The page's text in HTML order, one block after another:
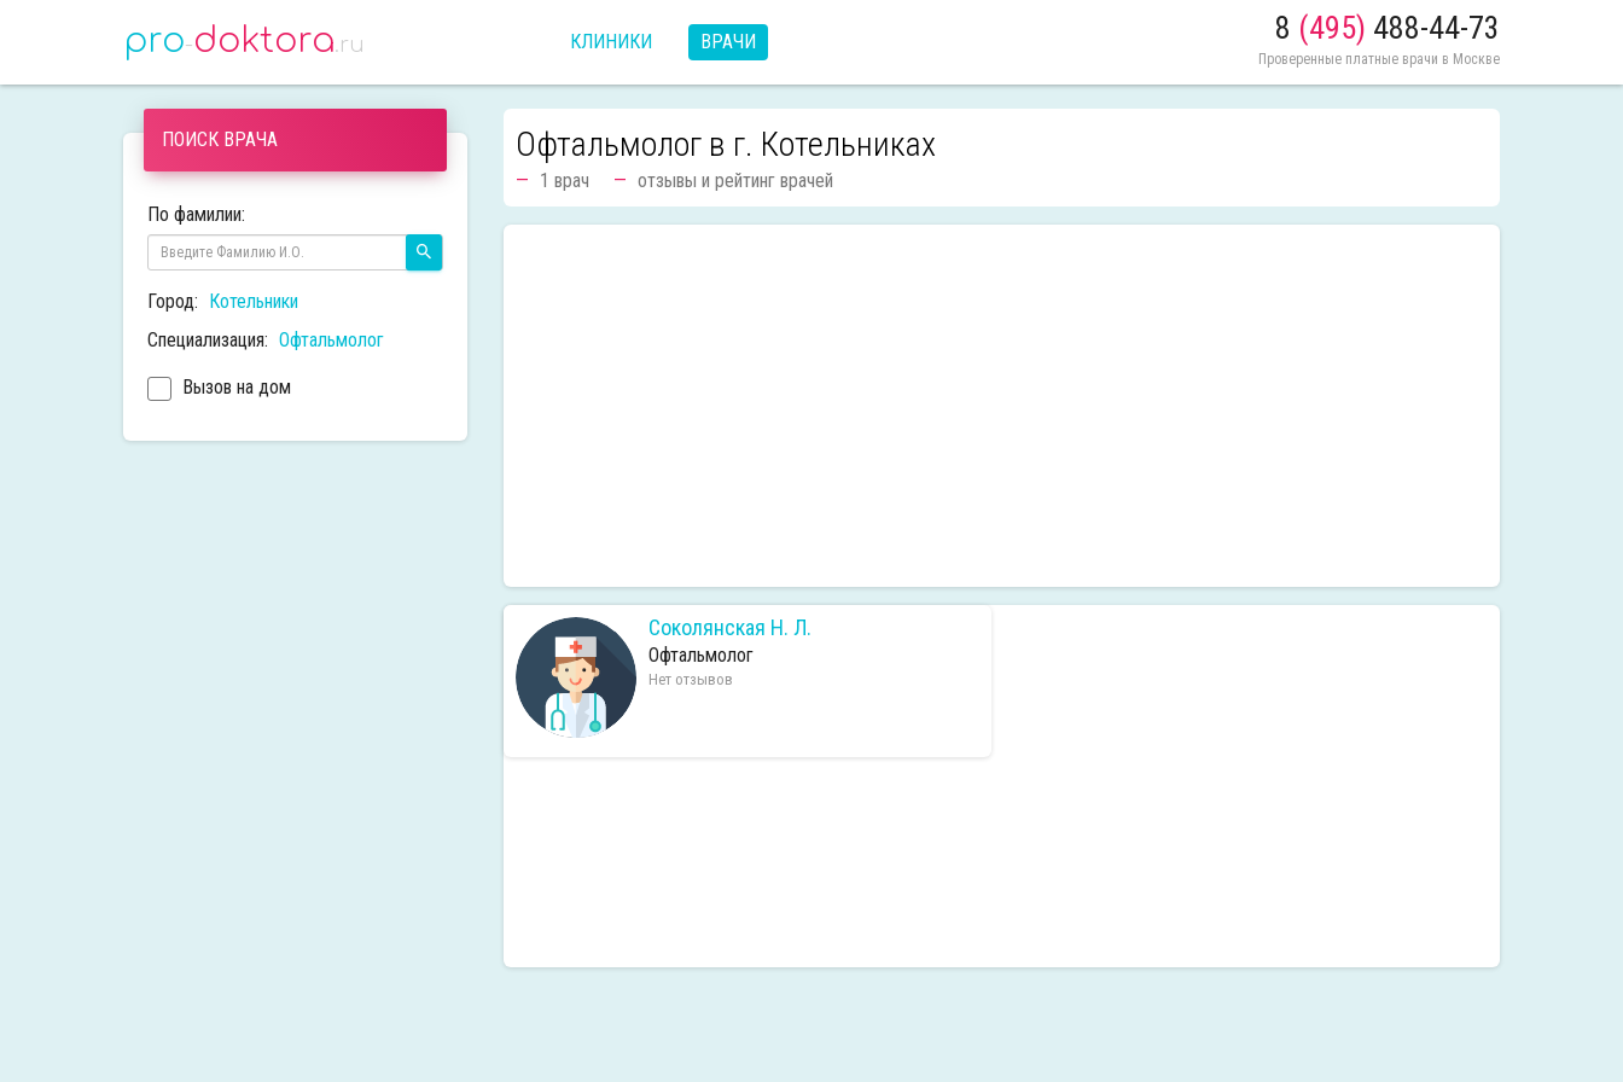
pro-doktora.ru КЛИНИКИ ВРАЧИ 8 (495) 488-44-73
Проверенные платные врачи в Москве
ПОИСК ВРАЧА
По фамилии:
Город: Котельники
Специализация: Офтальмолог
Вызов на дом
Офтальмолог в г. Котельниках
1 врач отзывы и рейтинг врачей
Соколянская Н. Л.
Офтальмолог
Нет отзывов